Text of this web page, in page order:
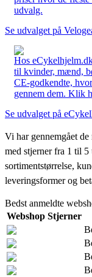
udvalg.
Se udvalget på
Hos
til kvinder, mænd,
CE-godkendte,
gennem dem. Klik
Se udvalget på
Vi har gennemgået
med stjerner fra 1 til 5
sortimentstørrelse,
leveringsformer og
Bedst anmeldte
Webshop Stjerner